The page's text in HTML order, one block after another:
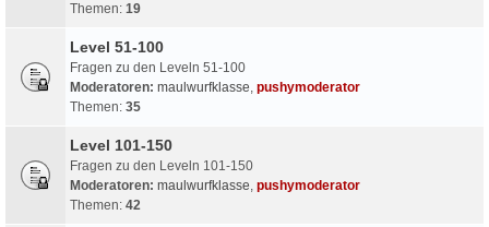
Themen: 19
Level 51-100
Fragen zu den Leveln 51-100
Moderatoren: maulwurfklasse, pushymoderator
Themen: 35
Level 101-150
Fragen zu den Leveln 101-150
Moderatoren: maulwurfklasse, pushymoderator
Themen: 42